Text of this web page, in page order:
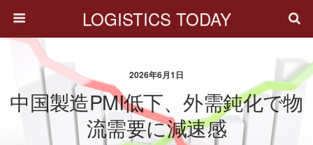
LOGISTICS TODAY
2026年6月1日
中国製造PMI低下、外需鈍化で物
流需要に減速感